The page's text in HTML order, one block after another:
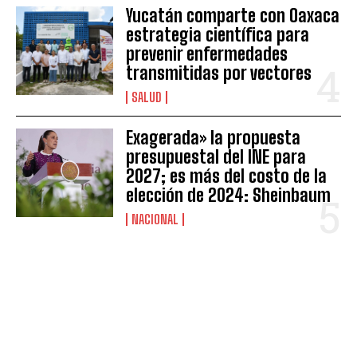
Yucatán comparte con Oaxaca
estrategia científica para
prevenir enfermedades
transmitidas por vectores
SALUD
Exagerada» la propuesta
presupuestal del INE para
2027; es más del costo de la
elección de 2024: Sheinbaum
NACIONAL